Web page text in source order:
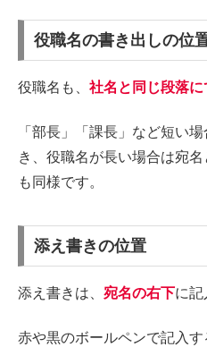
役職名の書き出しの位
役職名も、 社名と同じ段落に
「部長」「課長」など短い
き、役職名が長い場合は宛
も同様です。
添え書きの位置
添え書きは、 宛名の右下に記
赤や黒のボールペンで記入